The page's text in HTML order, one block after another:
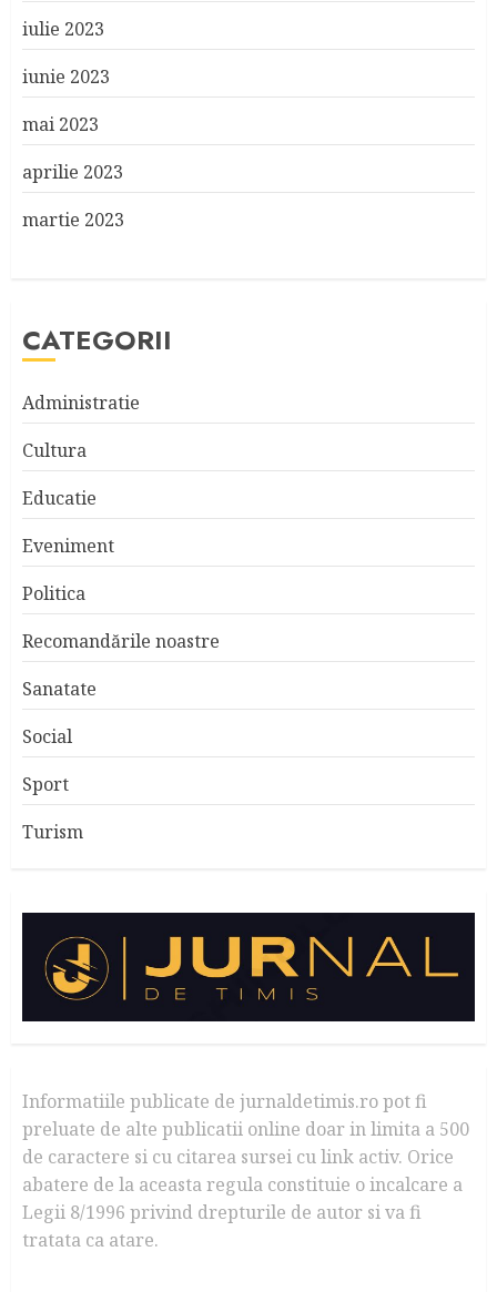
iulie 2023
iunie 2023
mai 2023
aprilie 2023
martie 2023
CATEGORII
Administratie
Cultura
Educatie
Eveniment
Politica
Recomandările noastre
Sanatate
Social
Sport
Turism
Informatiile publicate de jurnaldetimis.ro pot fi
preluate de alte publicatii online doar in limita a 500
de caractere si cu citarea sursei cu link activ. Orice
abatere de la aceasta regula constituie o incalcare a
Legii 8/1996 privind drepturile de autor si va fi
tratata ca atare.